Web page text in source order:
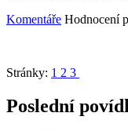
Komentáře
Stránky: 1 2 3
Poslední